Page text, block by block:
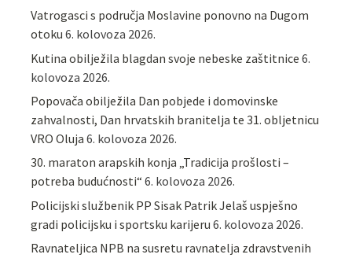
Vatrogasci s područja Moslavine ponovno na Dugom
otoku 6. kolovoza 2026.
Kutina obilježila blagdan svoje nebeske zaštitnice 6.
kolovoza 2026.
Popovača obilježila Dan pobjede i domovinske
zahvalnosti, Dan hrvatskih branitelja te 31. obljetnicu
VRO Oluja 6. kolovoza 2026.
30. maraton arapskih konja „Tradicija prošlosti –
potreba budućnosti“ 6. kolovoza 2026.
Policijski službenik PP Sisak Patrik Jelaš uspješno
gradi policijsku i sportsku karijeru 6. kolovoza 2026.
Ravnateljica NPB na susretu ravnatelja zdravstvenih